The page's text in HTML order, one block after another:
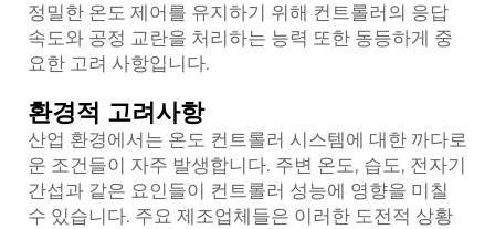
정밀한 온도 제어를 유지하기 위해 컨트롤러의 응답
속도와 공정 교란을 처리하는 능력 또한 동등하게 중
요한 고려 사항입니다.
환경적 고려사항
산업 환경에서는 온도 컨트롤러 시스템에 대한 까다로
운 조건들이 자주 발생합니다. 주변 온도, 습도, 전자기
간섭과 같은 요인들이 컨트롤러 성능에 영향을 미칠
수 있습니다. 주요 제조업체들은 이러한 도전적 상황